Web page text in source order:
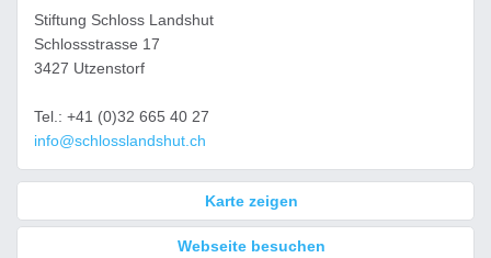
Stiftung Schloss Landshut
Schlossstrasse 17
3427 Utzenstorf
Tel.: +41 (0)32 665 40 27
info@schlosslandshut.ch
Karte zeigen
Webseite besuchen